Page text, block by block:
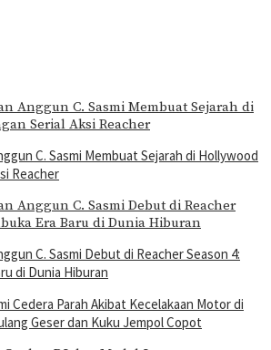
C. Sasmi Membuat Sejarah di Hollywood
Reacher
C. Sasmi Debut di Reacher Season 4:
di Dunia Hiburan
Cedera Parah Akibat Kecelakaan Motor di
Geser dan Kuku Jempol Copot